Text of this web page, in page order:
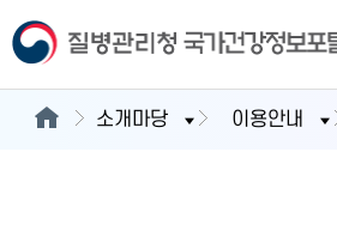
소개마당 이용안내